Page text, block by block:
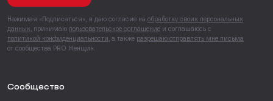
Нажимая «Подписаться», я даю согласие на обработку своих персональных
данных , принимаю пользовательское соглашение и соглашаюсь с
политикой конфиденциальности , а также разрешаю отправлять мне письма
от сообщества PRO Женщин.
Сообщество